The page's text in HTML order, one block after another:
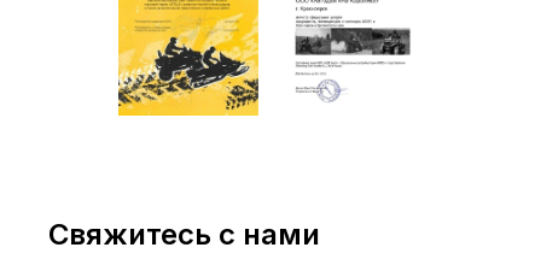
Свяжитесь с нами